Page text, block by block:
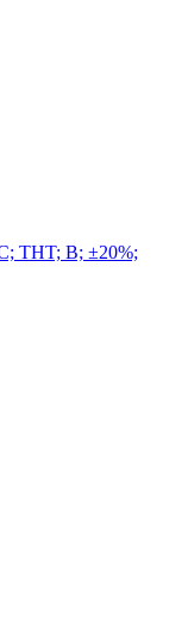
THT; B; ±20%;